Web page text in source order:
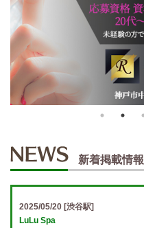
新着掲載情報
2025/05/20 [渋谷駅]
LuLu Spa